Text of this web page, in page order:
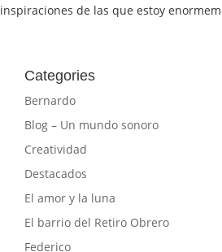
inspiraciones de las que estoy
Categories
Bernardo
Blog – Un mundo sonoro
Creatividad
Destacados
El amor y la luna
El barrio del Retiro Obrero
Federico